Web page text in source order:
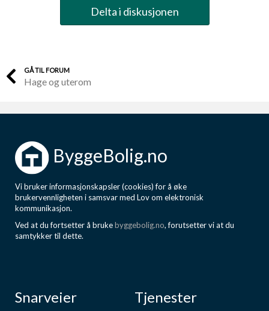
Delta i diskusjonen
GÅ TIL FORUM
Hage og uterom
ByggeBolig.no
Vi bruker informasjonskapsler (cookies) for å øke
brukervennligheten i samsvar med Lov om elektronisk
kommunikasjon.
Ved at du fortsetter å brukebyggebolig.no, forutsetter vi at du
samtykker til dette.
Snarveier Tjenester